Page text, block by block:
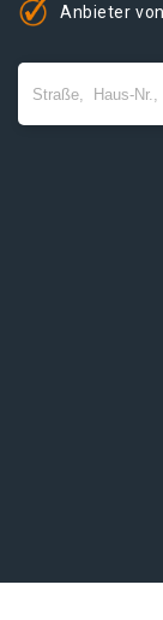
Anbieter